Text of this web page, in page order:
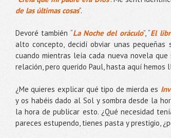
de las últimas cosas”.
Devoré también “La Noche del oráculo”, “El
alto concepto, decidí obviar unas pequeñas
cuando mientras leía cada nueva novela
relación, pero querido Paul, hasta aquí hemos
¿Me quieres explicar qué tipo de mierda es
y os habéis dado al Sol y sombra desde la
la hora de publicar esto. ¿Qué necesidad
pareces estupendo, tienes pasta y prestigio,